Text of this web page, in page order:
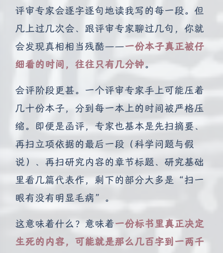
评审专家会逐字逐句地读我写的每一段。但
凡上过几次会、跟评审专家聊过几句，你就
会发现真相相当残酷——一份本子真正被仔
细看的时间，往往只有几分钟。
会评阶段更甚。一个评审专家手上可能压着
几十份本子，分到每一本上的时间被严格压
缩。即便是函评，专家也基本是先扫摘要、
再扫立项依据的最后一段（科学问题与假
说）、再扫研究内容的章节标题、研究基础
里看几篇代表作，剩下的部分大多是“扫一
眼有没有明显毛病”。
这意味着什么？意味着一份标书里真正决定
生死的内容，可能就是那么几百字到一两千